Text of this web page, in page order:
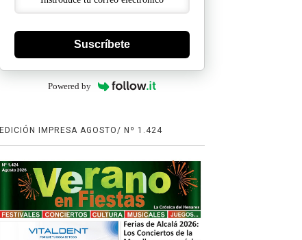
Suscríbete
Powered by
EDICIÓN IMPRESA AGOSTO/ Nº 1.424